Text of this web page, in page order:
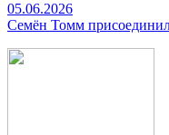
05.06.2026
Семён Томм